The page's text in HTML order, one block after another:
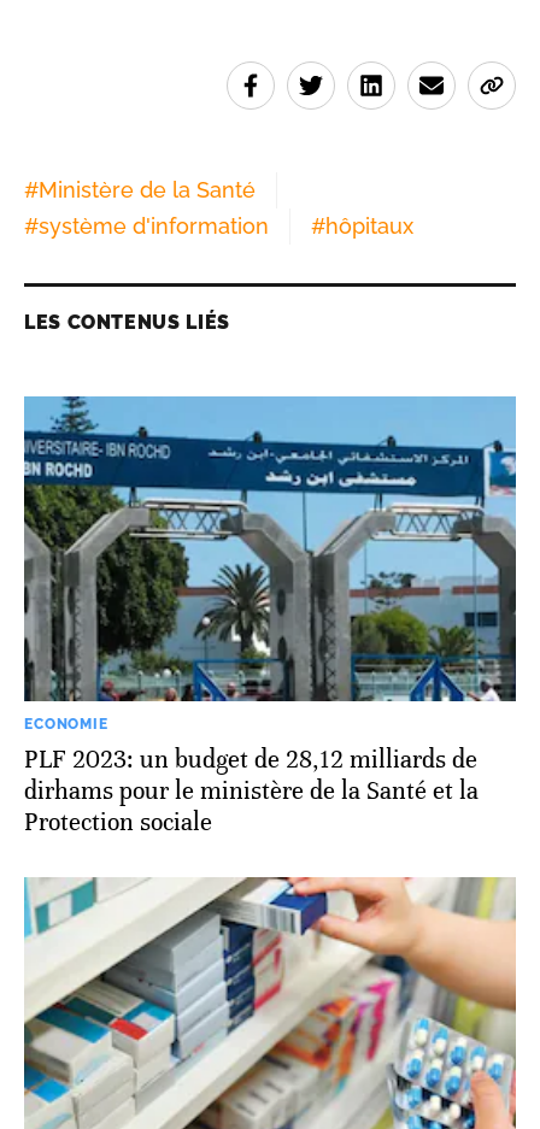
#Ministère de la Santé
#système d'information #hôpitaux
LES CONTENUS LIÉS
ECONOMIE
PLF 2023: un budget de 28,12 milliards de
dirhams pour le ministère de la Santé et la
Protection sociale